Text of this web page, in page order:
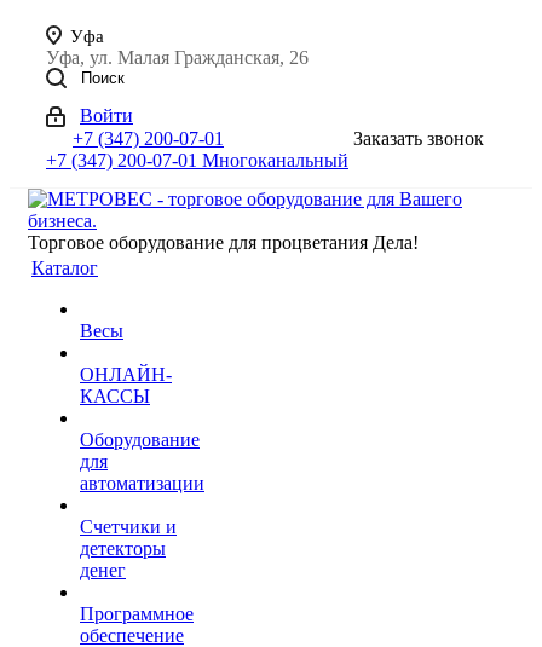
Уфа
Уфа, ул. Малая Гражданская, 26
Поиск
Войти
+7 (347) 200-07-01
+7 (347) 200-07-01 Многоканальный
Заказать звонок
Торговое оборудование для процветания Дела!
Каталог
Весы
ОНЛАЙН-
КАССЫ
Оборудование
для
автоматизации
Счетчики и
детекторы
денег
Программное
обеспечение